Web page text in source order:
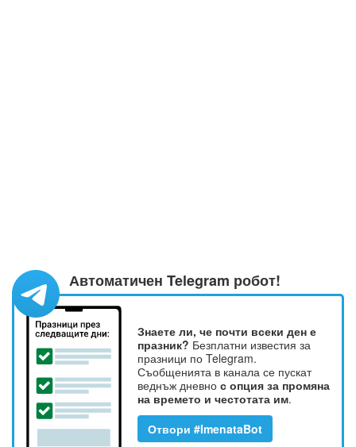
Автоматичен Telegram робот!
Знаете ли, че почти всеки ден е
празник? Безплатни известия за
празници по Telegram.
Съобщенията в канала се пускат
веднъж дневно с опция за промяна
на времето и честотата им.
Отвори #ImenataBot